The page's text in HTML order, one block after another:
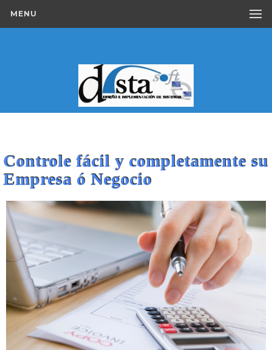
MENU
Controle fácil y completamente su
Empresa ó Negocio